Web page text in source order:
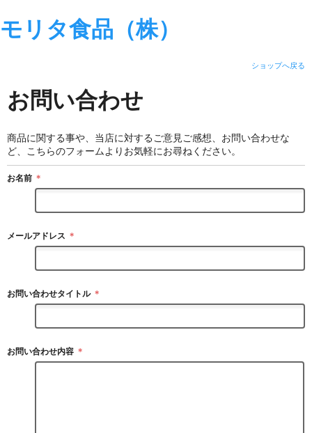
モリタ食品（株）
ショップへ戻る
お問い合わせ
商品に関する事や、当店に対するご意見ご感想、お問い合わせな
ど、こちらのフォームよりお気軽にお尋ねください。
お名前 ＊
メールアドレス ＊
お問い合わせタイトル ＊
お問い合わせ内容 ＊